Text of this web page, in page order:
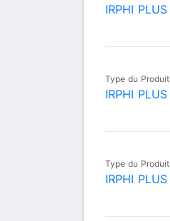
IRPHI PLUS
Type du Produit
IRPHI PLUS
Type du Produit
IRPHI PLUS